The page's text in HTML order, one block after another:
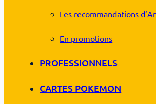
Les recommandations
En promotions
PROFESSIONNELS
CARTES POKEMON